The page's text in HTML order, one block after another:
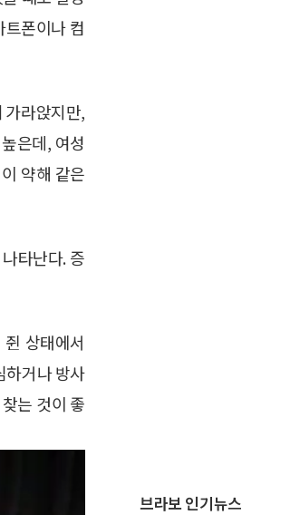
폰이나 컴
가라앉지만,
은데, 여성
약해 같은
타난다. 증
상태에서
하거나 방사
는 것이 좋
브라보 인기뉴스